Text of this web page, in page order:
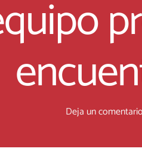
Deja un comentario